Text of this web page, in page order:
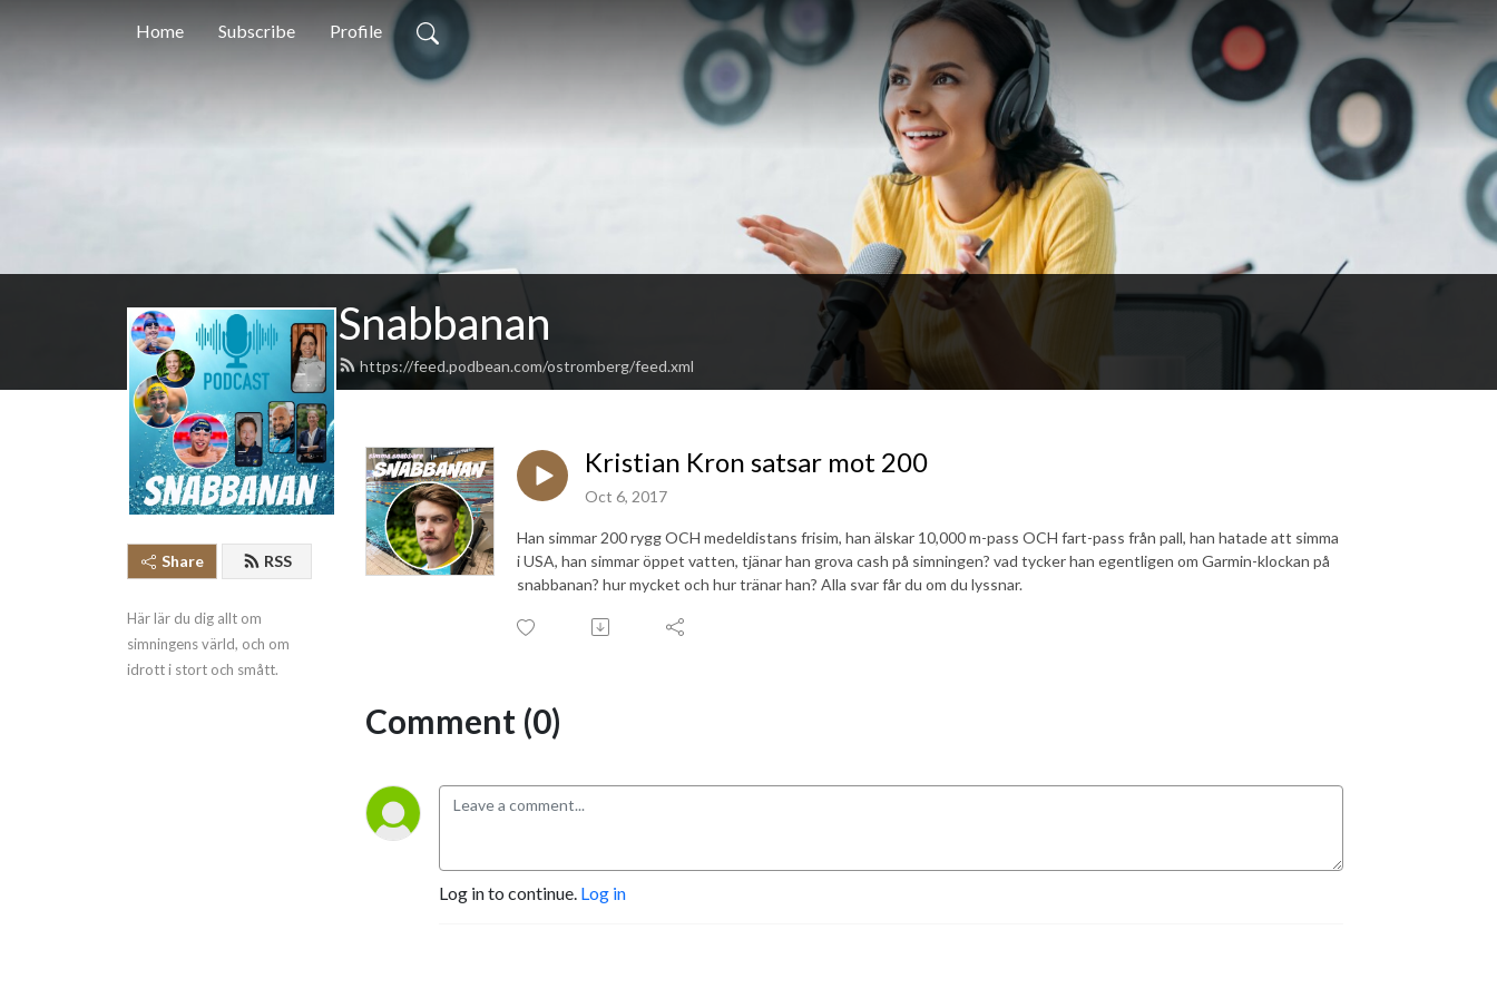
Home Subscribe Profile
Snabbanan
https://feed.podbean.com/ostromberg/feed.xml
Share RSS
Här lär du dig allt om
simningens värld, och om
idrott i stort och smått.
Kristian Kron satsar mot 200
Oct 6, 2017
Han simmar 200 rygg OCH medeldistans frisim, han älskar 10,000 m-pass OCH fart-pass från pall, han hatade att simma
i USA, han simmar öppet vatten, tjänar han grova cash på simningen? vad tycker han egentligen om Garmin-klockan på
snabbanan? hur mycket och hur tränar han? Alla svar får du om du lyssnar.
Comment (0)
Log in to continue. Log in